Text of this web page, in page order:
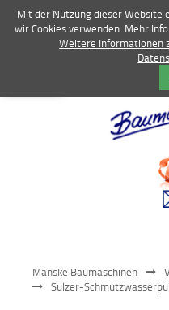
Bagger
Kommunaltechnik
Manske Baumaschinen
Sulzer-
Mit der Nutzung dieser Website
wir Cookies verwenden. Mehr
Weitere Informationen